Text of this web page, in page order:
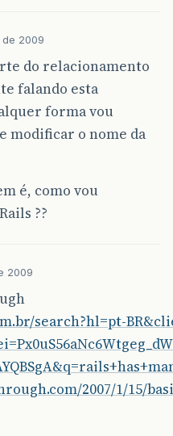
de 2009
do relacionamento
falando esta
forma vou
modificar o nome da
é, como vou
??
2009
search?hl=pt-
2007/1/15/